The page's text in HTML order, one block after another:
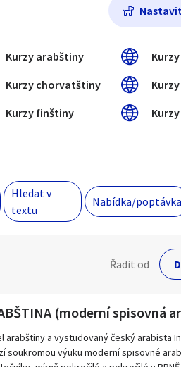
Kurzy arabštiny
Kurzy chorvatštiny
Kurzy finštiny
cena
Hlavní město Praha
Hledat v
textu
Nabídka/poptávka
Řadit od
arabštiny a vystudovaný český arabista
soukromou výuku moderní spisovné
s personalizací nabídek, zasíláním
materiálů a upozornění.